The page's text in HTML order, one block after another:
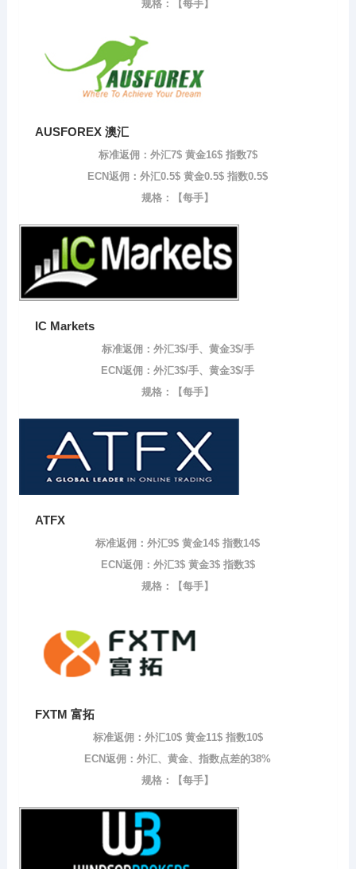
规格：【每手】
AUSFOREX 澳汇
标准返佣：外汇7$ 黄金16$ 指数7$
ECN返佣：外汇0.5$ 黄金0.5$ 指数0.5$
规格：【每手】
IC Markets
标准返佣：外汇3$/手、黄金3$/手
ECN返佣：外汇3$/手、黄金3$/手
规格：【每手】
ATFX
标准返佣：外汇9$ 黄金14$ 指数14$
ECN返佣：外汇3$ 黄金3$ 指数3$
规格：【每手】
FXTM 富拓
标准返佣：外汇10$ 黄金11$ 指数10$
ECN返佣：外汇、黄金、指数点差的38%
规格：【每手】